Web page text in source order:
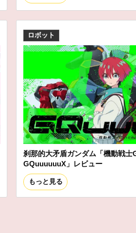
ロボット
刹那的大矛盾ガンダム「機動戦士
GQuuuuuuX」レビュー
もっと見る